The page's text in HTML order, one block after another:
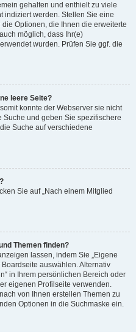
gehalten und enthielt zu viele
indiziert werden. Stellen Sie eine
Optionen, die Ihnen die erweiterte
möglich, dass Ihr(e)
wurden. Prüfen Sie ggf. die
leere Seite?
konnte der Webserver sie nicht
und geben Sie spezifischere
Suche auf verschiedene
Sie auf „Nach einem Mitglied
Themen finden?
lassen, indem Sie „Eigene
auswählen. Alternativ
in Ihrem persönlichen Bereich oder
eigenen Profilseite verwenden.
von Ihnen erstellen Themen zu
Optionen in die Suchmaske ein.